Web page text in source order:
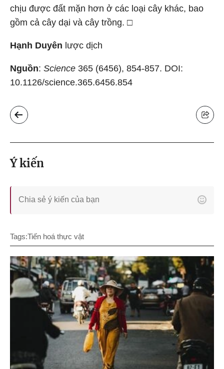
chịu được đất mặn hơn ở các loại cây khác, bao
gồm cả cây dại và cây trồng. □
Hạnh Duyên lược dịch
Nguồn: Science 365 (6456), 854-857. DOI:
10.1126/science.365.6456.854
Ý kiến
Tags:Tiến hoá thực vật